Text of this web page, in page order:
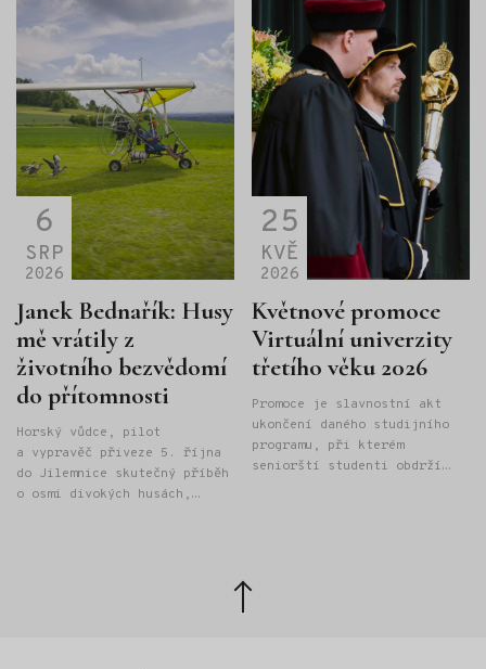
vzdoruje bohům, obrům, svůdné kouzelnici Kirké a dalším
nebezpečím, jeho žena Pénelopé vzdoruje mužům, kteří
chtějí uchvátit ji a s ní celé ithacké království.
6
SRP
2026
Janek Bednařík: Husy
mě vrátily z
životního bezvědomí
do přítomnosti
Horský vůdce, pilot
a vypravěč přiveze 5. října
do Jilemnice skutečný příběh
o osmi divokých husách,
25
KVĚ
2026
Květnové promoce
Virtuální univerzity
třetího věku 2026
Promoce je slavnostní akt
ukončení daného studijního
programu, při kterém
seniorští studenti obdrží
Zpět
nahoru